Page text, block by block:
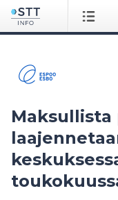
Maksullista